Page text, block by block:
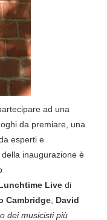
ad una
da premiare, una
esperti e
inaugurazione è
Live di
Cambridge David
dei musicisti più